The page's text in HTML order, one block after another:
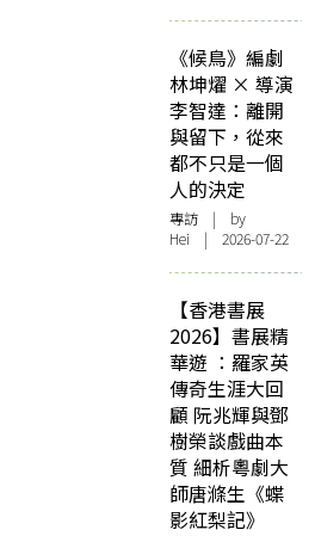
《候鳥》編劇
林坤燿 × 導演
李智達：離開
與留下，從來
都不只是一個
人的決定
專訪 | by
Hei | 2026-07-22
【香港書展
2026】書展精
華遊 ：羅家英
傳奇生涯大回
顧 阮兆輝與鄧
樹榮談戲曲本
質 細析粵劇大
師唐滌生《蝶
影紅梨記》